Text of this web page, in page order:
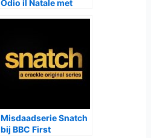
Odio il Natale met
Misdaadserie Snatch
bij BBC First